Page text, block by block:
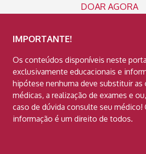
DOAR AGORA
IMPORTANTE!
Os conteúdos disponíveis neste
exclusivamente educacionais e
hipótese nenhuma deve substituir as
médicas, a realização de exames e
caso de dúvida consulte seu médico!
informação é um direito de todos.